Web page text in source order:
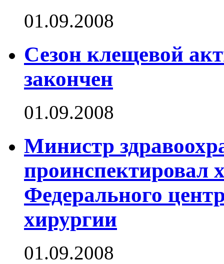
01.09.2008
Сезон клещевой
закончен
01.09.2008
Министр
проинспектировал
Федерального
хирургии
01.09.2008